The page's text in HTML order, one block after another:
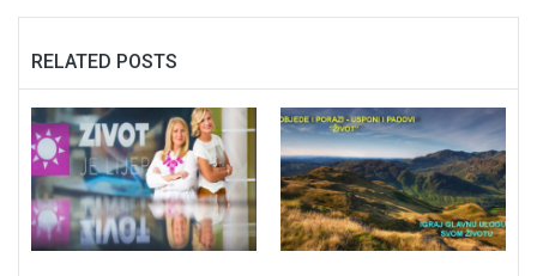
RELATED POSTS